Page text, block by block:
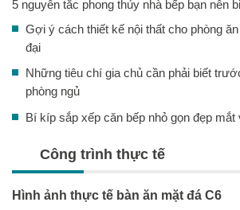
5 nguyên tắc phong thủy nhà bếp bạn nên
Gợi ý cách thiết kế nội thất cho phòng
đại
Những tiêu chí gia chủ cần phải biết
phòng ngủ
Bí kíp sắp xếp căn bếp nhỏ gọn đẹp mắt
Công trình thực tế
Hình ảnh thực tế bàn ăn mặt đá C6